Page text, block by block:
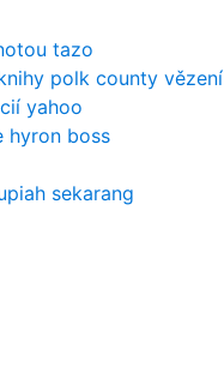
tazo
polk county vězení
yahoo
hyron boss
sekarang